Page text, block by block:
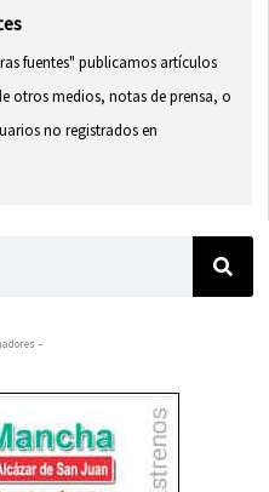
fuentes" publicamos artículos
otros medios, notas de prensa, o
no registrados en
–